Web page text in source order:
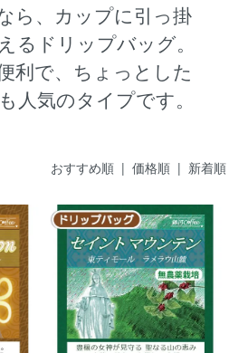
ら、カップに引っ掛
るドリップバッグ。
利で、ちょっとした
人気のタイプです。
おすすめ順| 価格順 | 新着順